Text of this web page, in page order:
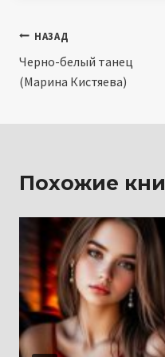
Навигация
по
НАЗАД
Черно-белый танец
(Марина Кистяева)
Похожие